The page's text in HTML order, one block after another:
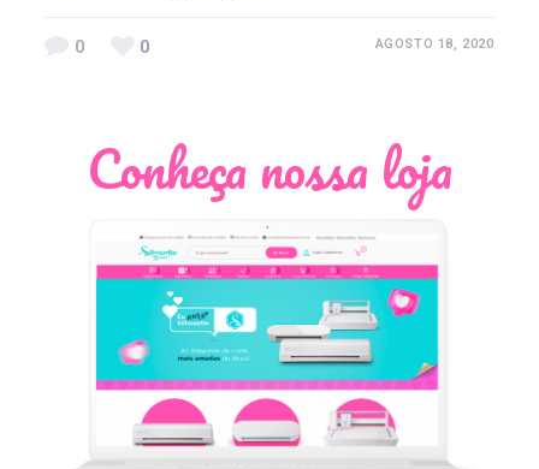
0 0 AGOSTO 18, 2020
Conheça nossa loja
Léia Pastori